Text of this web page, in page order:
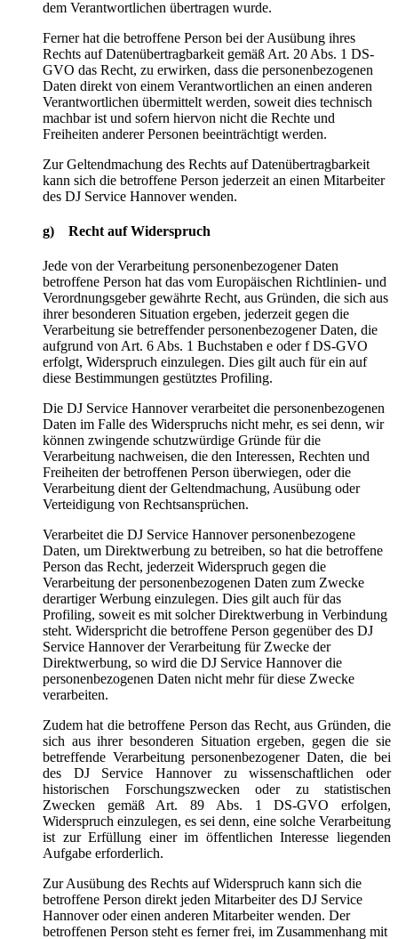
dem Verantwortlichen übertragen wurde.
Ferner hat die betroffene Person bei der Ausübung ihres
Rechts auf Datenübertragbarkeit gemäß Art. 20 Abs. 1 DS-
GVO das Recht, zu erwirken, dass die personenbezogenen
Daten direkt von einem Verantwortlichen an einen anderen
Verantwortlichen übermittelt werden, soweit dies technisch
machbar ist und sofern hiervon nicht die Rechte und
Freiheiten anderer Personen beeinträchtigt werden.
Zur Geltendmachung des Rechts auf Datenübertragbarkeit
kann sich die betroffene Person jederzeit an einen Mitarbeiter
des DJ Service Hannover wenden.
g) Recht auf Widerspruch
Jede von der Verarbeitung personenbezogener Daten
betroffene Person hat das vom Europäischen Richtlinien- und
Verordnungsgeber gewährte Recht, aus Gründen, die sich aus
ihrer besonderen Situation ergeben, jederzeit gegen die
Verarbeitung sie betreffender personenbezogener Daten, die
aufgrund von Art. 6 Abs. 1 Buchstaben e oder f DS-GVO
erfolgt, Widerspruch einzulegen. Dies gilt auch für ein auf
diese Bestimmungen gestütztes Profiling.
Die DJ Service Hannover verarbeitet die personenbezogenen
Daten im Falle des Widerspruchs nicht mehr, es sei denn, wir
können zwingende schutzwürdige Gründe für die
Verarbeitung nachweisen, die den Interessen, Rechten und
Freiheiten der betroffenen Person überwiegen, oder die
Verarbeitung dient der Geltendmachung, Ausübung oder
Verteidigung von Rechtsansprüchen.
Verarbeitet die DJ Service Hannover personenbezogene
Daten, um Direktwerbung zu betreiben, so hat die betroffene
Person das Recht, jederzeit Widerspruch gegen die
Verarbeitung der personenbezogenen Daten zum Zwecke
derartiger Werbung einzulegen. Dies gilt auch für das
Profiling, soweit es mit solcher Direktwerbung in Verbindung
steht. Widerspricht die betroffene Person gegenüber des DJ
Service Hannover der Verarbeitung für Zwecke der
Direktwerbung, so wird die DJ Service Hannover die
personenbezogenen Daten nicht mehr für diese Zwecke
verarbeiten.
Zudem hat die betroffene Person das Recht, aus Gründen, die
sich aus ihrer besonderen Situation ergeben, gegen die sie
betreffende Verarbeitung personenbezogener Daten, die bei
des DJ Service Hannover zu wissenschaftlichen oder
historischen Forschungszwecken oder zu statistischen
Zwecken gemäß Art. 89 Abs. 1 DS-GVO erfolgen,
Widerspruch einzulegen, es sei denn, eine solche Verarbeitung
ist zur Erfüllung einer im öffentlichen Interesse liegenden
Aufgabe erforderlich.
Zur Ausübung des Rechts auf Widerspruch kann sich die
betroffene Person direkt jeden Mitarbeiter des DJ Service
Hannover oder einen anderen Mitarbeiter wenden. Der
betroffenen Person steht es ferner frei, im Zusammenhang mit